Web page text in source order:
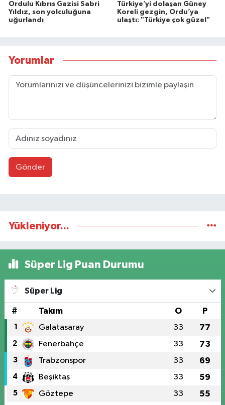
Ordulu Kıbrıs Gazisi Sabri
Yıldız, son yolculuğuna
uğurlandı
Türkiye’yi dolaşan Güney
Koreli gezgin, Ordu’ya
ulaştı: "Türkiye çok güzel"
Yorumlar
Gönder
Yükleniyor...
Süper Lig Puan Durumu
Süper Lig
# Takım O P
1 Galatasaray 33 77
2 Fenerbahçe 33 73
3 Trabzonspor 33 69
4 Beşiktaş 33 59
5 Göztepe 33 55